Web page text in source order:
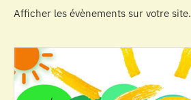
Afficher les évènements sur votre site.